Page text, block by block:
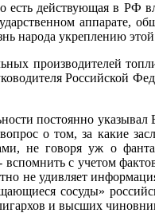
действующая в РФ
аппарате,
народа укреплению
производителей
Российской
постоянно
о том, за какие
не говоря уж о
с учетом
не удивляет
сосуды»
и высших